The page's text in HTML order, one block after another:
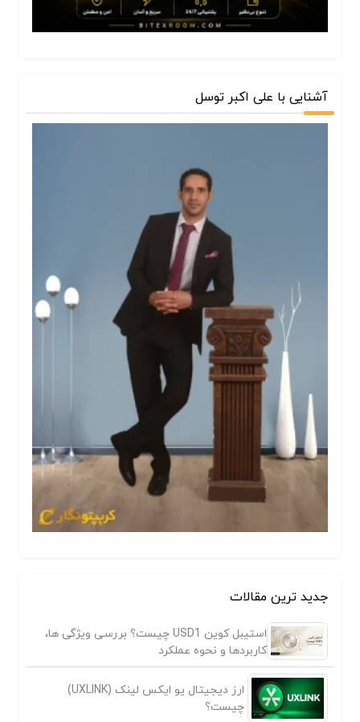
آشنایی با علی اکبر توسل
جدید ترین مقالات
استیبل کوین USD1 چیست؟ بررسی ویژگی ها،
کاربردها و نحوه عملکرد
ارز دیجیتال یو ایکس لینک (UXLINK)
چیست؟